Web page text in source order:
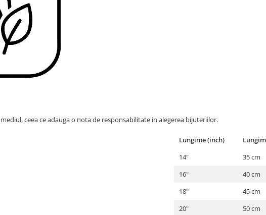
ceea ce adauga o nota de responsabilitate in alegerea bijuteriilor.
Lungime (inch)
14"
35 cm
16"
40 cm
18"
45 cm
20"
50 cm